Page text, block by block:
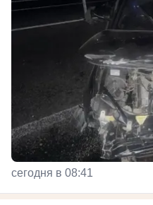
сегодня в 08:41